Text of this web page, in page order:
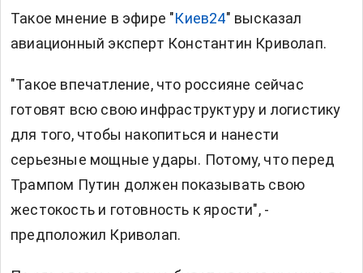
Такое мнение в эфире "Киев24" высказал
авиационный эксперт Константин Криволап.
"Такое впечатление, что россияне сейчас
готовят всю свою инфраструктуру и логистику
для того, чтобы накопиться и нанести
серьезные мощные удары. Потому, что перед
Трампом Путин должен показывать свою
жестокость и готовность к ярости", -
предположил Криволап.